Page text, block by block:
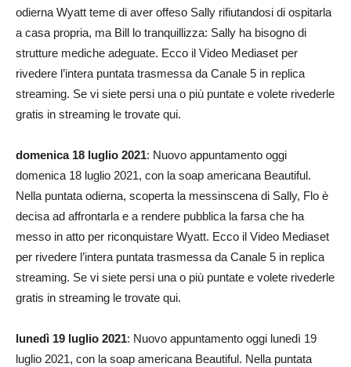
odierna Wyatt teme di aver offeso Sally rifiutandosi di ospitarla
a casa propria, ma Bill lo tranquillizza: Sally ha bisogno di
strutture mediche adeguate. Ecco il Video Mediaset per
rivedere l’intera puntata trasmessa da Canale 5 in replica
streaming. Se vi siete persi una o più puntate e volete rivederle
gratis in streaming le trovate qui.
domenica 18 luglio 2021: Nuovo appuntamento oggi
domenica 18 luglio 2021, con la soap americana Beautiful.
Nella puntata odierna, scoperta la messinscena di Sally, Flo è
decisa ad affrontarla e a rendere pubblica la farsa che ha
messo in atto per riconquistare Wyatt. Ecco il Video Mediaset
per rivedere l’intera puntata trasmessa da Canale 5 in replica
streaming. Se vi siete persi una o più puntate e volete rivederle
gratis in streaming le trovate qui.
lunedì 19 luglio 2021: Nuovo appuntamento oggi lunedì 19
luglio 2021, con la soap americana Beautiful. Nella puntata